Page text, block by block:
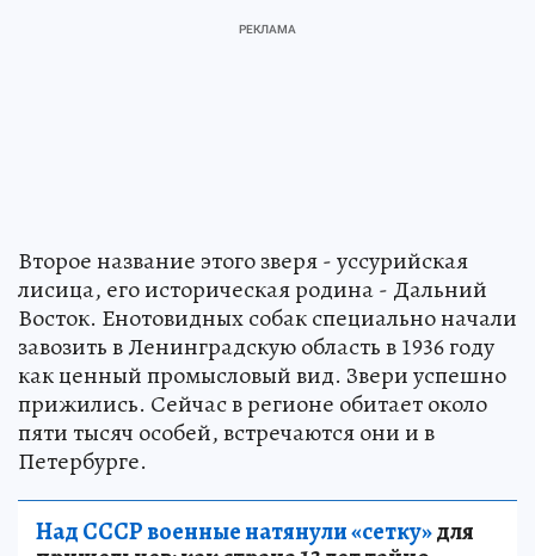
Второе название этого зверя - уссурийская
лисица, его историческая родина - Дальний
Восток. Енотовидных собак специально начали
завозить в Ленинградскую область в 1936 году
как ценный промысловый вид. Звери успешно
прижились. Сейчас в регионе обитает около
пяти тысяч особей, встречаются они и в
Петербурге.
Над СССР военные натянули «сетку»для